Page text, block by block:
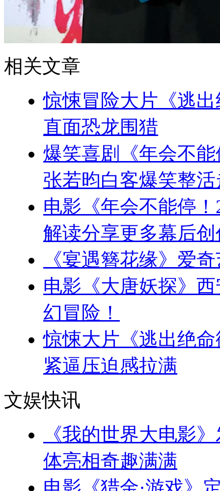
相关文章
惊悚冒险大片《逃
直面恐龙围猎
爆笑喜剧《年会不
张若昀白客爆笑整
电影《年会不能停
解读分享更多幕后创
《宴遇簪花缘》爱
电影《大唐妖探》
幻冒险！
惊悚大片《逃出绝
紧逼压迫感拉满
文娱快讯
《我的世界大电影
体亮相奇趣满满